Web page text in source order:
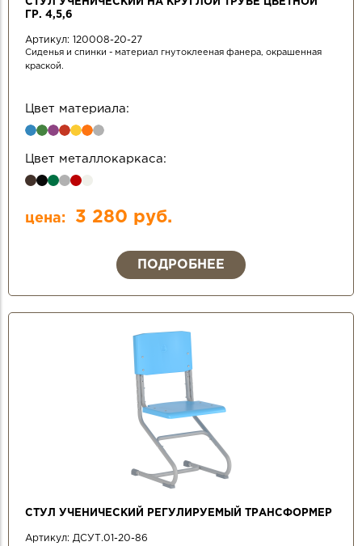
СТУЛ УЧЕНИЧЕСКИЙ НА КРУГЛОЙ ТРУБЕ ЦВЕТНОЙ
ГР. 4,5,6
Артикул: 120008-20-27
Сиденья и спинки - материал гнутоклееная фанера, окрашенная
краской.
Цвет материала:
Цвет металлокаркаса:
цена: 3 280 руб.
ПОДРОБНЕЕ
СТУЛ УЧЕНИЧЕСКИЙ РЕГУЛИРУЕМЫЙ ТРАНСФОРМЕР
Артикул: ДСУТ.01-20-86